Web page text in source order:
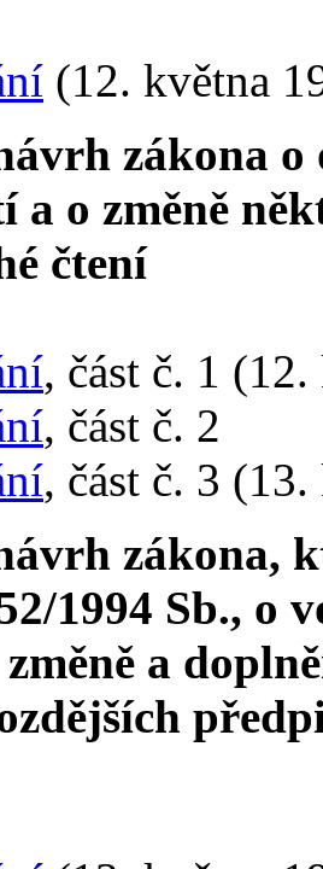
(12. května
zákona
a o změně
čtení
, část č. 1
, část č. 2
, část č. 3
zákona,
1994 Sb., o
a